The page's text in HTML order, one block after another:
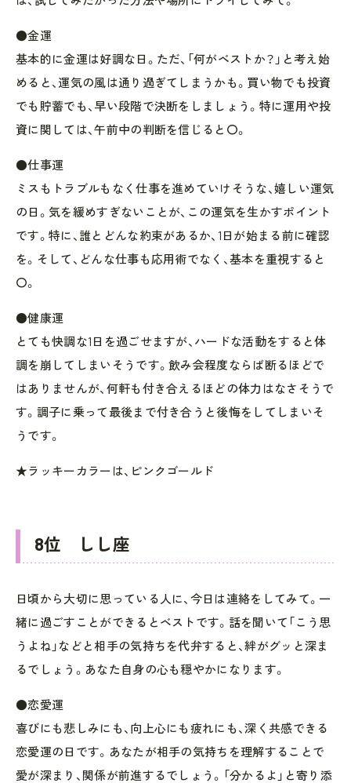
●金運
基本的に金運は好調な日。ただ、「何がベストか？」と考え始
めると、運気の風は通り過ぎてしまうかも。買い物でも投資
でも貯蓄でも、早い段階で決断をしましょう。特に運用や投
資に関しては、午前中の判断を信じると〇。
●仕事運
ミスもトラブルもなく仕事を進めていけそうな、嬉しい運気
の日。気を緩めすぎないことが、この運気を生かすポイント
です。特に、誰とどんな約束があるか、1日が始まる前に確認
を。そして、どんな仕事も応用術でなく、基本を重視すると
〇。
●健康運
とても快調な1日を過ごせますが、ハードな活動をすると体
調を崩してしまいそうです。飲み会程度ならば断るほどで
はありませんが、何軒も付き合えるほどの体力はなさそうで
す。調子に乗って最後まで付き合うと後悔をしてしまいそ
うです。
★ラッキーカラーは、ピンクゴールド
8位 しし座
日頃から大切に思っている人に、今日は連絡をしてみて。一
緒に過ごすことができるとベストです。話を聞いて「こう思
うよね」などと相手の気持ちを代弁すると、絆がグッと深ま
るでしょう。あなた自身の心も穏やかになります。
●恋愛運
喜びにも悲しみにも、向上心にも疲れにも、深く共感できる
恋愛運の日です。あなたが相手の気持ちを理解することで
愛が深まり、関係が前進するでしょう。「分かるよ」と寄り添